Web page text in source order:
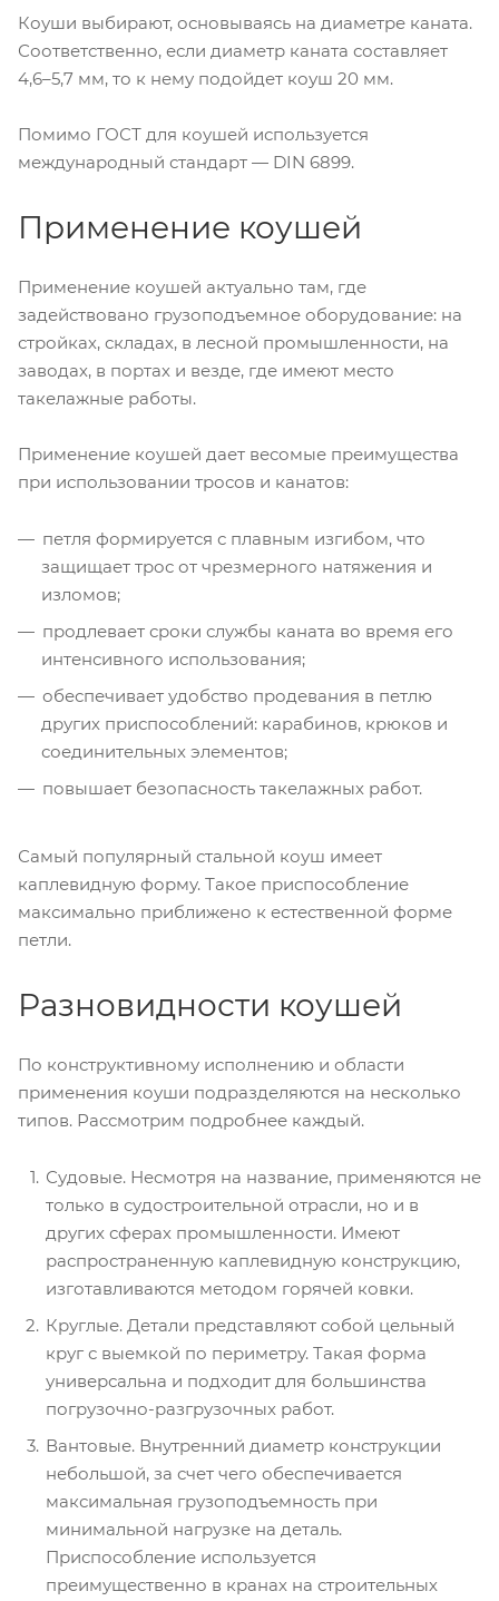
Коуши выбирают, основываясь на диаметре каната.
Соответственно, если диаметр каната составляет
4,6–5,7 мм, то к нему подойдет коуш 20 мм.
Помимо ГОСТ для коушей используется
международный стандарт — DIN 6899.
Применение коушей
Применение коушей актуально там, где
задействовано грузоподъемное оборудование: на
стройках, складах, в лесной промышленности, на
заводах, в портах и везде, где имеют место
такелажные работы.
Применение коушей дает весомые преимущества
при использовании тросов и канатов:
петля формируется с плавным изгибом, что
защищает трос от чрезмерного натяжения и
изломов;
продлевает сроки службы каната во время его
интенсивного использования;
обеспечивает удобство продевания в петлю
других приспособлений: карабинов, крюков и
соединительных элементов;
повышает безопасность такелажных работ.
Самый популярный стальной коуш имеет
каплевидную форму. Такое приспособление
максимально приближено к естественной форме
петли.
Разновидности коушей
По конструктивному исполнению и области
применения коуши подразделяются на несколько
типов. Рассмотрим подробнее каждый.
Судовые. Несмотря на название, применяются не
только в судостроительной отрасли, но и в
других сферах промышленности. Имеют
распространенную каплевидную конструкцию,
изготавливаются методом горячей ковки.
Круглые. Детали представляют собой цельный
круг с выемкой по периметру. Такая форма
универсальна и подходит для большинства
погрузочно-разгрузочных работ.
Вантовые. Внутренний диаметр конструкции
небольшой, за счет чего обеспечивается
максимальная грузоподъемность при
минимальной нагрузке на деталь.
Приспособление используется
преимущественно в кранах на строительных